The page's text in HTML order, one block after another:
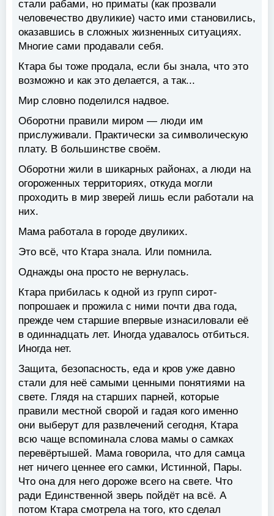
стали рабами, но приматы (как прозвали
человечество двуликие) часто ими становились,
оказавшись в сложных жизненных ситуациях.
Многие сами продавали себя.
Ктара бы тоже продала, если бы знала, что это
возможно и как это делается, а так...
Мир словно поделился надвое.
Оборотни правили миром — люди им
прислуживали. Практически за символическую
плату. В большинстве своём.
Оборотни жили в шикарных районах, а люди на
огороженных территориях, откуда могли
проходить в мир зверей лишь если работали на
них.
Мама работала в городе двуликих.
Это всё, что Ктара знала. Или помнила.
Однажды она просто не вернулась.
Ктара прибилась к одной из групп сирот-
попрошаек и прожила с ними почти два года,
прежде чем старшие впервые изнасиловали её
в одиннадцать лет. Иногда удавалось отбиться.
Иногда нет.
Защита, безопасность, еда и кров уже давно
стали для неё самыми ценными понятиями на
свете. Глядя на старших парней, которые
правили местной сворой и гадая кого именно
они выберут для развлечений сегодня, Ктара
всю чаще вспоминала слова мамы о самках
перевёртышей. Мама говорила, что для самца
нет ничего ценнее его самки, Истинной, Пары.
Что она для него дороже всего на свете. Что
ради Единственной зверь пойдёт на всё. А
потом Ктара смотрела на того, кто сделал